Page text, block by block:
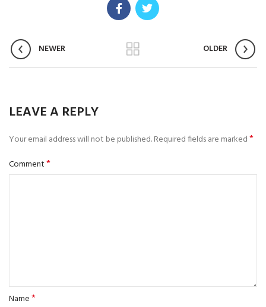
NEWER OLDER
LEAVE A REPLY
Your email address will not be published.Required fields are marked*
Comment*
Name*